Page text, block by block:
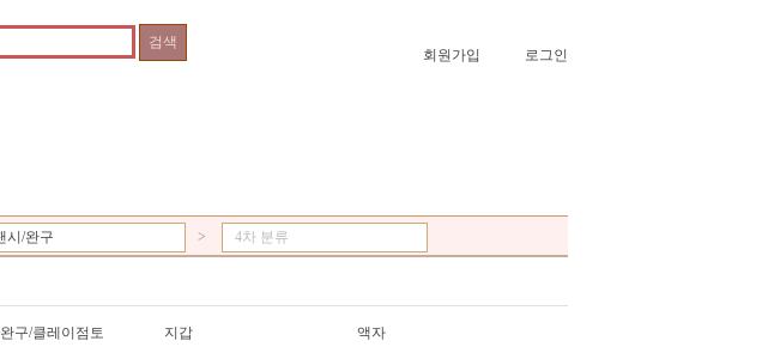
회원가입 로그인
시/완구 > 4차 분류
구/클레이점토 지갑
액자